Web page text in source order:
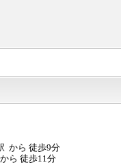
から 徒歩9分
ら 徒歩11分